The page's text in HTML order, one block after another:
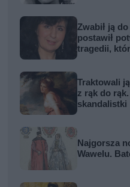
Zwabił ją
postawił
tragedii,
Traktowali
z rąk do
skandalistki
Najgorsza
Wawelu.